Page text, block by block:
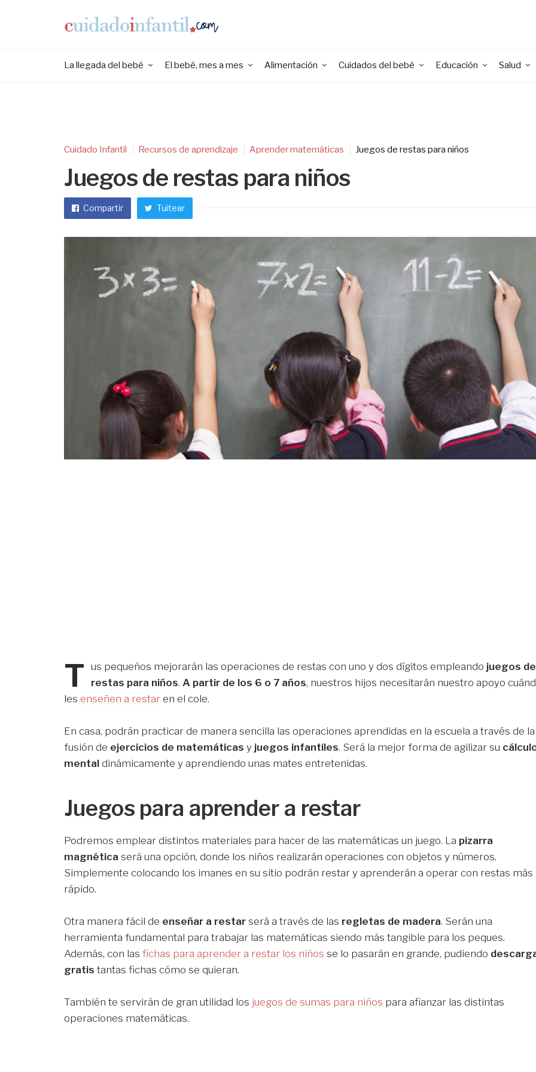
La llegada del bebé El bebé, mes a mes Alimentación Cuidados del bebé Educación Salud
Cuidado Infantil Recursos de aprendizaje Aprender matemáticas Juegos de restas para niños
Juegos de restas para niños
Compartir Tuitear
T us pequeños mejorarán las operaciones de restas con uno y dos dígitos empleando juegos de
restas para niños. A partir de los 6 o 7 años, nuestros hijos necesitarán nuestro apoyo
les enseñen a restar en el cole.
En casa, podrán practicar de manera sencilla las operaciones aprendidas en la escuela a través de la
fusión de ejercicios de matemáticas y juegos infantiles. Será la mejor forma de agilizar su
mental dinámicamente y aprendiendo unas mates entretenidas.
Juegos para aprender a restar
Podremos emplear distintos materiales para hacer de las matemáticas un juego. La pizarra
magnética será una opción, donde los niños realizarán operaciones con objetos y números.
Simplemente colocando los imanes en su sitio podrán restar y aprenderán a operar con restas más
rápido.
Otra manera fácil de enseñar a restar será a través de las regletas de madera. Serán una
herramienta fundamental para trabajar las matemáticas siendo más tangible para los peques.
Además, con las fichas para aprender a restar los niños se lo pasarán en grande, pudiendo
gratis tantas fichas cómo se quieran.
También te servirán de gran utilidad los juegos de sumas para niños para afianzar las distintas
operaciones matemáticas.